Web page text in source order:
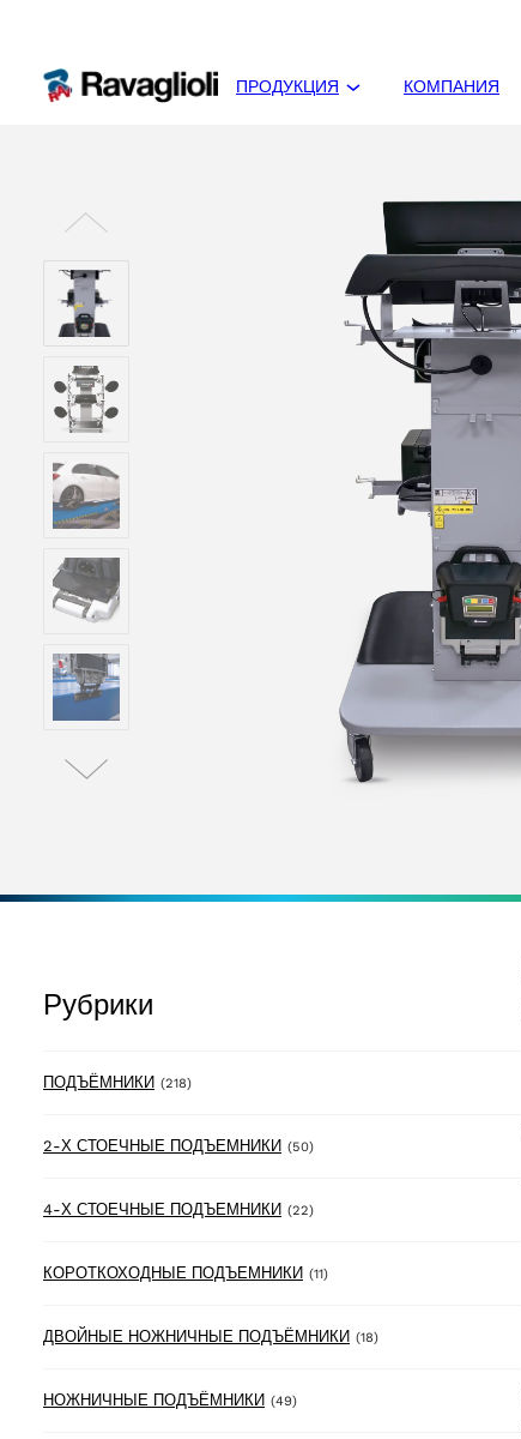
ПРОДУКЦИЯ КОМПАНИЯ
Рубрики
ПОДЪЁМНИКИ (218)218 products
2-Х СТОЕЧНЫЕ ПОДЪЕМНИКИ (50)50 products
4-Х СТОЕЧНЫЕ ПОДЪЕМНИКИ (22)22 products
КОРОТКОХОДНЫЕ ПОДЪЕМНИКИ (11)11 products
ДВОЙНЫЕ НОЖНИЧНЫЕ ПОДЪЁМНИКИ (18)18 products
НОЖНИЧНЫЕ ПОДЪЁМНИКИ (49)49 products